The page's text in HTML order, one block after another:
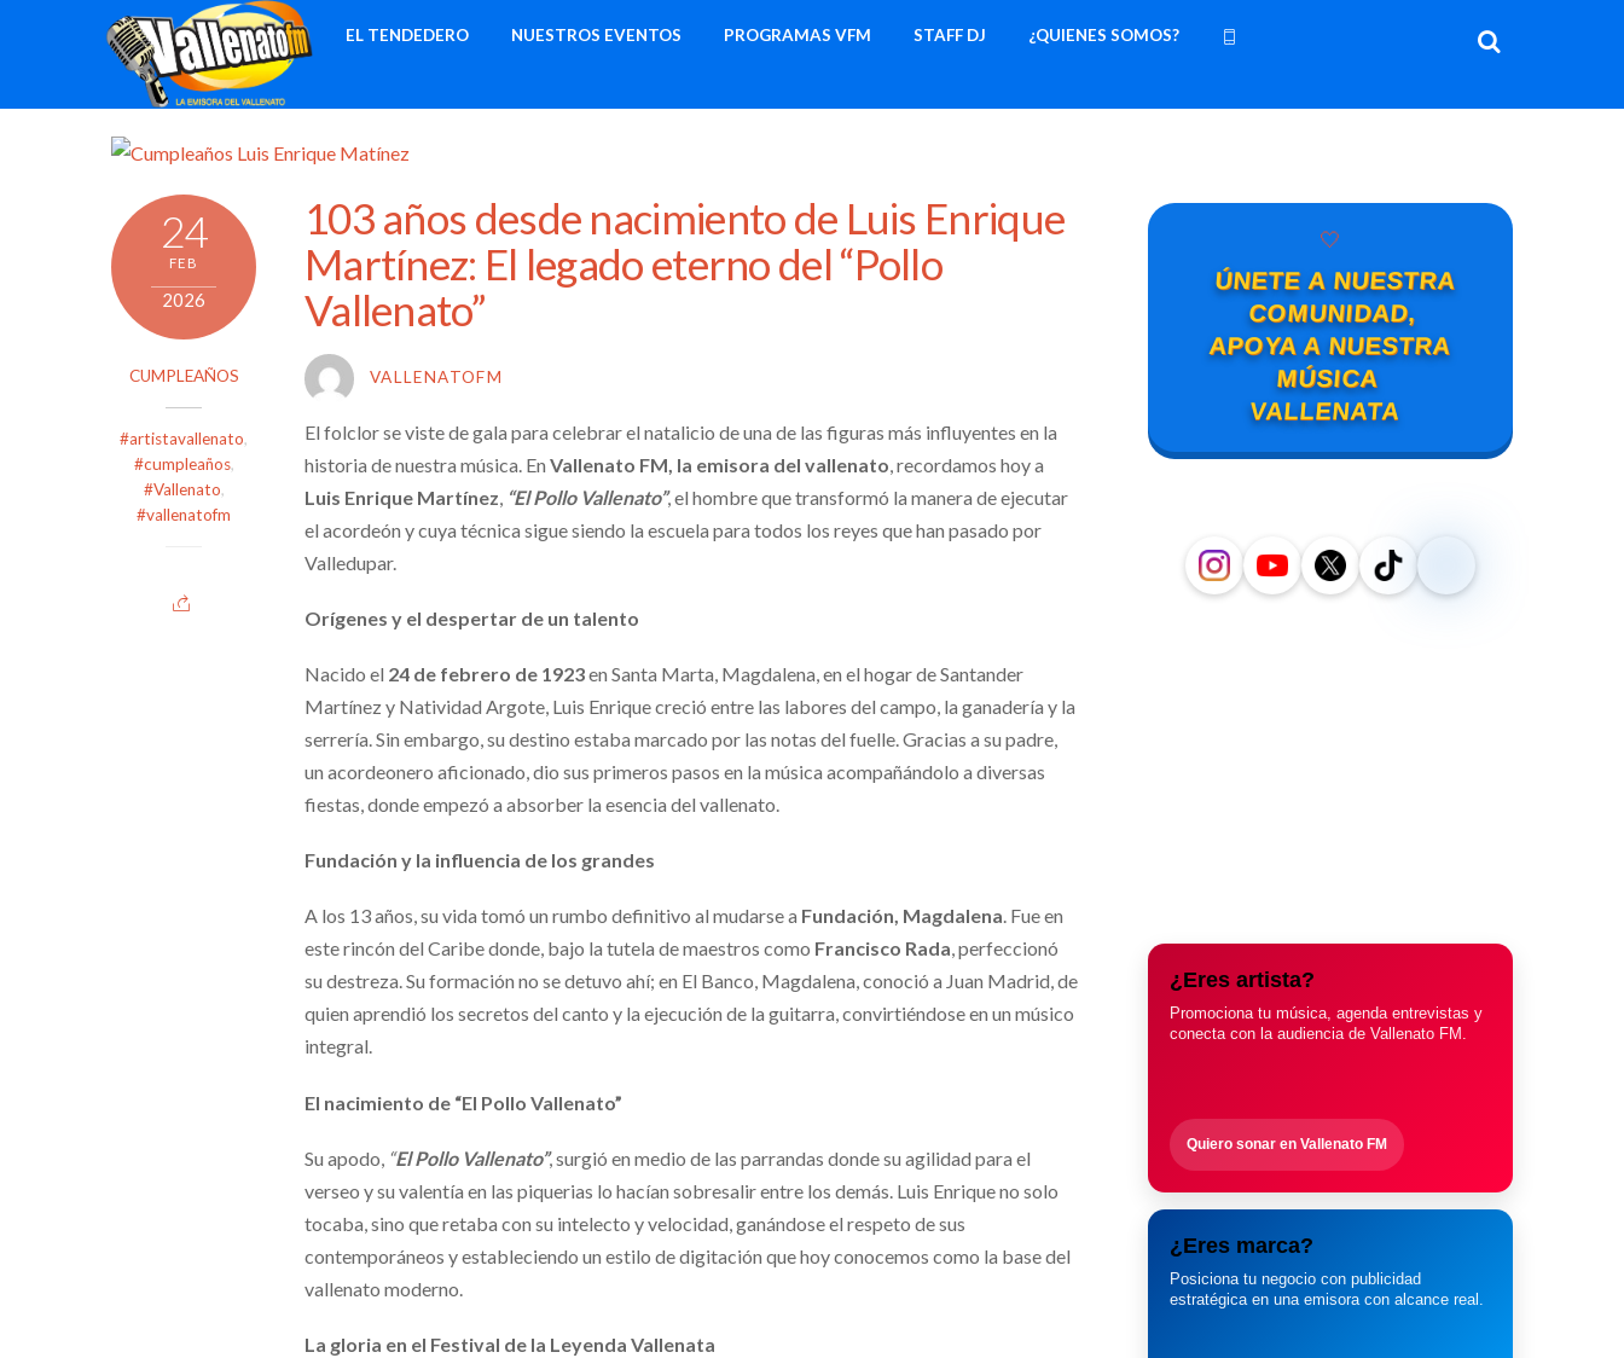
EL TENDEDERO NUESTROS EVENTOS PROGRAMAS VFM STAFF DJ ¿QUIENES SOMOS?
24
FEB
2026
CUMPLEAÑOS
#artistavallenato,
#cumpleaños,
#Vallenato,
#vallenatofm
103 años desde nacimiento de Luis Enrique
Martínez: El legado eterno del “Pollo
Vallenato”
VALLENATOFM
El folclor se viste de gala para celebrar el natalicio de una de las figuras más influyentes en la
historia de nuestra música. EnVallenato FM, la emisora del vallenato , recordamos hoy a
Luis Enrique Martínez “El Pollo Vallenato”, el hombre que transformó la manera de ejecutar
el acordeón y cuya técnica sigue siendo la escuela para todos los reyes que han pasado por
Valledupar.
Orígenes y el despertar de un talento
Nacido el 24 de febrero de 1923en Santa Marta, Magdalena, en el hogar de Santander
Martínez y Natividad Argote, Luis Enrique creció entre las labores del campo, la ganadería y la
serrería. Sin embargo, su destino estaba marcado por las notas del fuelle. Gracias a su padre,
un acordeonero aficionado, dio sus primeros pasos en la música acompañándolo a diversas
fiestas, donde empezó a absorber la esencia del vallenato.
Fundación y la influencia de los grandes
A los 13 años, su vida tomó un rumbo definitivo al mudarse a Fundación, Magdalena. Fue en
este rincón del Caribe donde, bajo la tutela de maestros como Francisco Rada, perfeccionó
su destreza. Su formación no se detuvo ahí; en El Banco, Magdalena, conoció a Juan Madrid, de
quien aprendió los secretos del canto y la ejecución de la guitarra, convirtiéndose en un músico
integral.
El nacimiento de “El Pollo Vallenato”
Su apodo, “El Pollo Vallenato”, surgió en medio de las parrandas donde su agilidad para el
verseo y su valentía en las piquerias lo hacían sobresalir entre los demás. Luis Enrique no solo
tocaba, sino que retaba con su intelecto y velocidad, ganándose el respeto de sus
contemporáneos y estableciendo un estilo de digitación que hoy conocemos como la base del
vallenato moderno.
La gloria en el Festival de la Leyenda Vallenata
🤍
ÚNETE A NUESTRA
COMUNIDAD,
APOYA A NUESTRA
MÚSICA
VALLENATA
¿Eres artista?
Promociona tu música, agenda entrevistas y
conecta con la audiencia de Vallenato FM.
Quiero sonar en Vallenato FM
¿Eres marca?
Posiciona tu negocio con publicidad
estratégica en una emisora con alcance real.